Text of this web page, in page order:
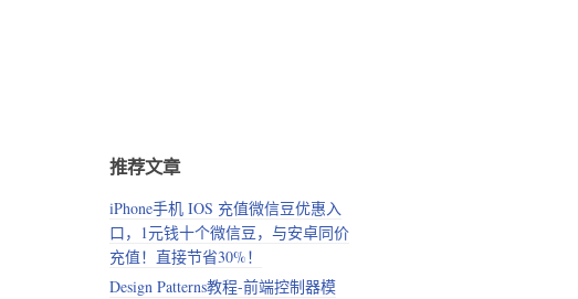
推荐文章
iPhone手机 IOS 充值微信豆优惠入
口，1元钱十个微信豆，与安卓同价
充值！直接节省30%！
Design Patterns教程-前端控制器模